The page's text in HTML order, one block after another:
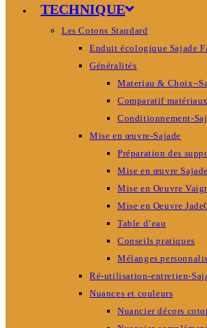
TECHNIQUE
Les Cotons Standard
Enduit écologique Sajade
Généralités
Materiau &
Comparatif
Conditionnement-
Mise en œuvre-Sajade
Préparation des
Mise en œuvre Sajade
Mise en Oeuvre
Mise en Oeuvre
Table d’eau
Conseils pratiques
Mélanges
Ré-utilisation-entretien-
Nuances et couleurs
Nuancier décors